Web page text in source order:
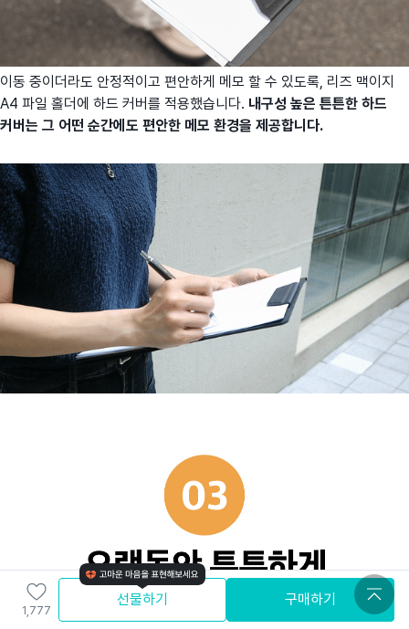
이동 중이더라도 안정적이고 편안하게 메모 할 수 있도록, 리즈 맥이지
A4 파일 홀더에 하드 커버를 적용했습니다. 내구성 높은 튼튼한 하드
커버는 그 어떤 순간에도 편안한 메모 환경을 제공합니다.
1,777
선물하기 구매하기